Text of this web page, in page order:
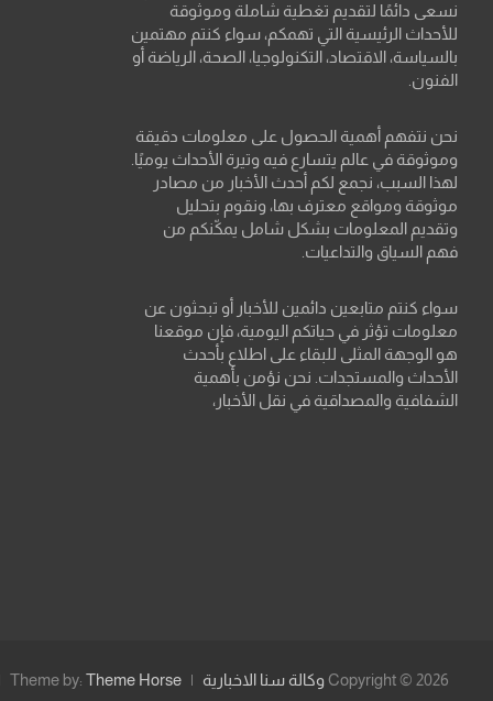
نسعى دائمًا لتقديم تغطية شاملة وموثوقة
للأحداث الرئيسية التي تهمكم، سواء كنتم مهتمين
بالسياسة، الاقتصاد، التكنولوجيا، الصحة، الرياضة أو
الفنون.
نحن نتفهم أهمية الحصول على معلومات دقيقة
وموثوقة في عالم يتسارع فيه وتيرة الأحداث يوميًا.
لهذا السبب، نجمع لكم أحدث الأخبار من مصادر
موثوقة ومواقع معترف بها، ونقوم بتحليل
وتقديم المعلومات بشكل شامل يمكّنكم من
فهم السياق والتداعيات.
سواء كنتم متابعين دائمين للأخبار أو تبحثون عن
معلومات تؤثر في حياتكم اليومية، فإن موقعنا
هو الوجهة المثلى للبقاء على اطلاع بأحدث
الأحداث والمستجدات. نحن نؤمن بأهمية
الشفافية والمصداقية في نقل الأخبار،
Copyright © 2026 وكالة سنا الاخبارية Theme by: Theme Horse